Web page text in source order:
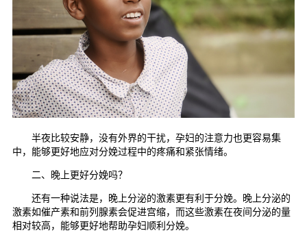
半夜比较安静，没有外界的干扰，孕妇的注意力也更容易集
中，能够更好地应对分娩过程中的疼痛和紧张情绪。
二、晚上更好分娩吗？
还有一种说法是，晚上分泌的激素更有利于分娩。晚上分泌的
激素如催产素和前列腺素会促进宫缩，而这些激素在夜间分泌的量
相对较高，能够更好地帮助孕妇顺利分娩。